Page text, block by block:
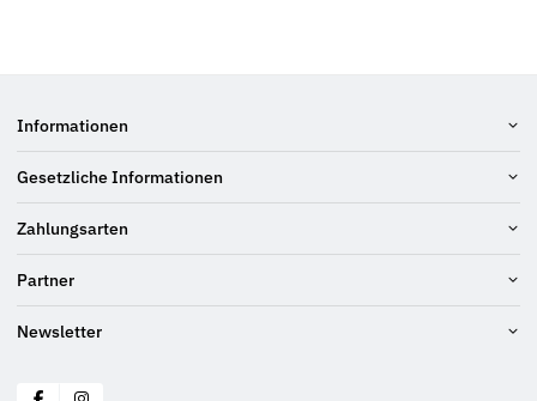
Informationen
Gesetzliche Informationen
Zahlungsarten
Partner
Newsletter